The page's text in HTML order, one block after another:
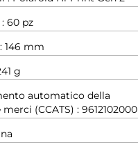
60 pz
146 mm
g
automatico della
(CCATS) : 9612102000